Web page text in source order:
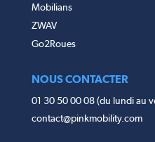
Mobilians
ZWAV
Go2Roues
NOUS CONTACTER
01 30 50 00 08 (du lundi au
contact@pinkmobility.com